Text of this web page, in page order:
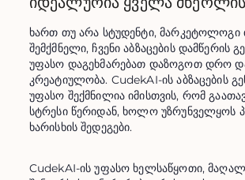
ხართ თუ არა სტუდენტი, მარკეტოლოგი
შემქმნელი, ჩვენი აბზაცების დამწერის
უფასო დაგეხმარებათ დაზოგოთ დრო
კრეატიულობა. CudekAI-ის აბზაცების
უფასო შექმნილია იმისთვის, რომ
სტრესი წერიდან, ხოლო უზრუნველყოს
ხარისხის შედეგები.
CudekAI-ის უფასო ხელსაწყოთი,